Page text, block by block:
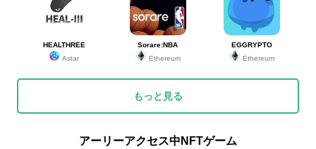
HEALTHREE
Astar
Sorare:NBA
Ethereum
EGGRYPTO
Ethereum
もっと見る
アーリーアクセス中NFTゲーム